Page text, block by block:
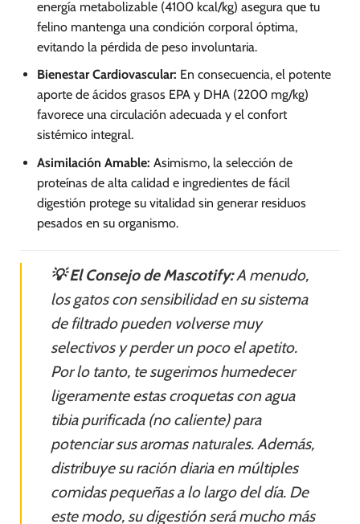
energía metabolizable (4100 kcal/kg) asegura que tu
felino mantenga una condición corporal óptima,
evitando la pérdida de peso involuntaria.
Bienestar Cardiovascular: En consecuencia, el potente
aporte de ácidos grasos EPA y DHA (2200 mg/kg)
favorece una circulación adecuada y el confort
sistémico integral.
Asimilación Amable: Asimismo, la selección de
proteínas de alta calidad e ingredientes de fácil
digestión protege su vitalidad sin generar residuos
pesados en su organismo.
💡 El Consejo de Mascotify:A menudo,
los gatos con sensibilidad en su sistema
de filtrado pueden volverse muy
selectivos y perder un poco el apetito.
Por lo tanto, te sugerimos humedecer
ligeramente estas croquetas con agua
tibia purificada (no caliente) para
potenciar sus aromas naturales. Además,
distribuye su ración diaria en múltiples
comidas pequeñas a lo largo del día. De
este modo, su digestión será mucho más